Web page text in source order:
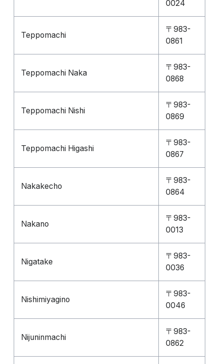
0024
Teppomachi
〒983-
0861
Teppomachi Naka
〒983-
0868
Teppomachi Nishi
〒983-
0869
Teppomachi Higashi
〒983-
0867
Nakakecho
〒983-
0864
Nakano
〒983-
0013
Nigatake
〒983-
0036
Nishimiyagino
〒983-
0046
Nijuninmachi
〒983-
0862